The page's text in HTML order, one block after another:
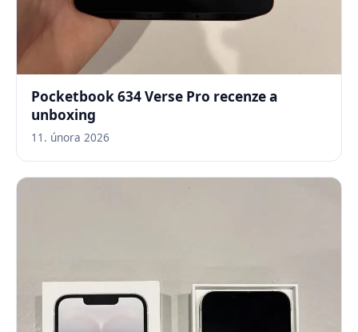
Pocketbook 634 Verse Pro recenze a
unboxing
11. února 2026